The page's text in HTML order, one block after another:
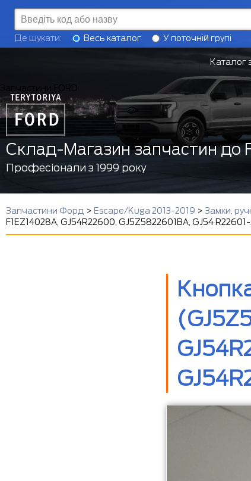
Де шукати: Весь каталог У поточній групі
Каталог
Склад-Магазин запчастин до
Професіонали з 1999 року
Запчастини Форд > Escape/Kuga 2013-2019 > Замки,
F1EZ14028A, GJ54R22600, GJ5Z5822601BA, GJ54